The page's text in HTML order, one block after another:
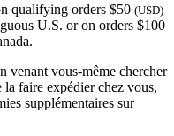
qualifying orders $50 (USD)
U.S. or on orders $100
venant vous-même chercher
faire expédier chez vous,
supplémentaires sur